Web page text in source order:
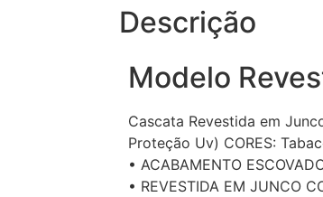
Descrição
Modelo
Cascata Revestida em
Proteção Uv) CORES:
• ACABAMENTO
• REVESTIDA EM JUNCO